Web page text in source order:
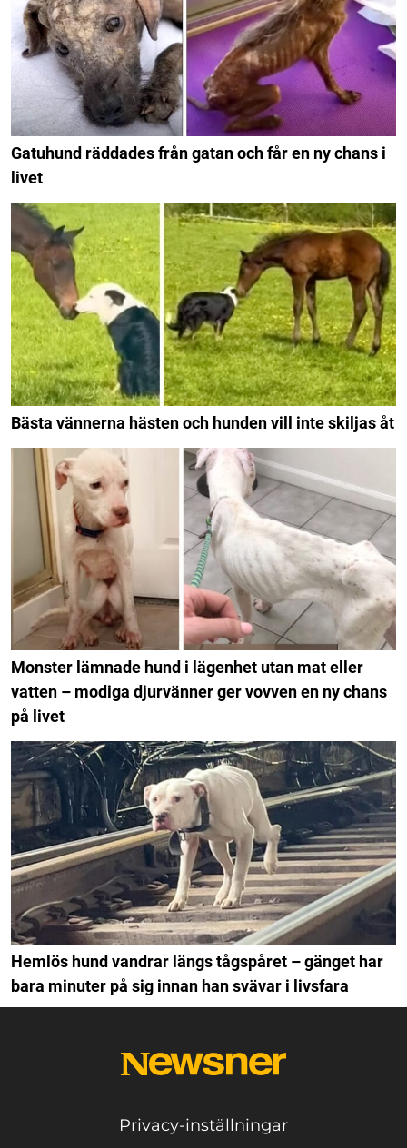
Gatuhund räddades från gatan och får en ny chans i
livet
Bästa vännerna hästen och hunden vill inte skiljas åt
Monster lämnade hund i lägenhet utan mat eller
vatten – modiga djurvänner ger vovven en ny chans
på livet
Hemlös hund vandrar längs tågspåret – gänget har
bara minuter på sig innan han svävar i livsfara
Privacy-inställningar